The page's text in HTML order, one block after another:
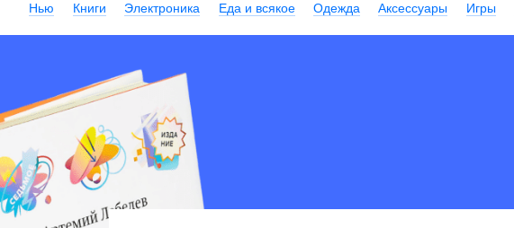
Нью Книги Электроника Еда и всякое Одежда Аксессуары Игры